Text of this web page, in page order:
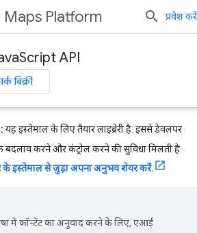
Maps Platform प्रवेश करें
API
बिक्री
: यह इस्तेमाल के लिए तैयार लाइब्रेरी है. इससे डेवलपर
करने और कंट्रोल करने की सुविधा मिलती है.
इस्तेमाल से जुड़ा अपना अनुभव शेयर करें.
में कॉन्टेंट का अनुवाद करने के लिए, एआई